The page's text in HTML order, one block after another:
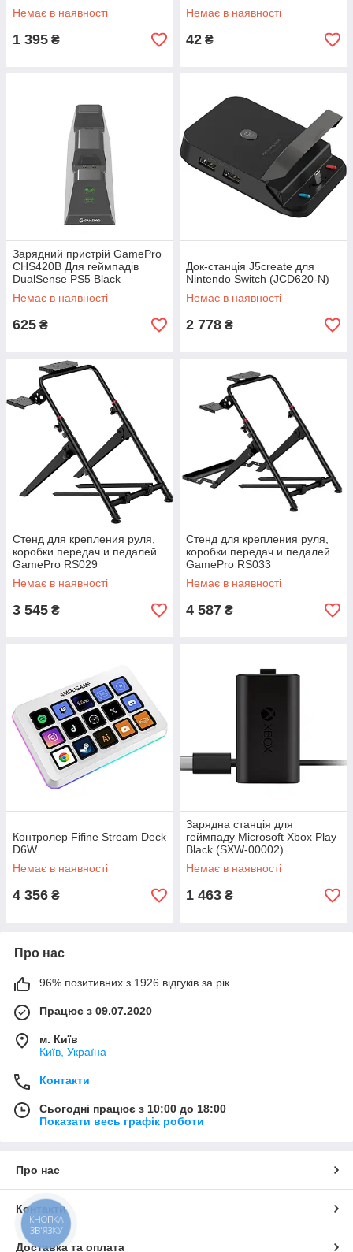
Немає в наявності
1 395 ₴
Немає в наявності
42 ₴
Зарядний пристрій GamePro
CHS420B Для геймпадів
DualSense PS5 Black
(CHS420B)
Немає в наявності
625 ₴
Док-станція J5create для
Nintendo Switch (JCD620-N)
Немає в наявності
2 778 ₴
Стенд для крепления руля,
коробки передач и педалей
GamePro RS029
Немає в наявності
3 545 ₴
Стенд для крепления руля,
коробки передач и педалей
GamePro RS033
Немає в наявності
4 587 ₴
Контролер Fifine Stream Deck
D6W
Немає в наявності
4 356 ₴
Зарядна станція для
геймпаду Microsoft Xbox Play
Black (SXW-00002)
Немає в наявності
1 463 ₴
Про нас
96% позитивних з 1926 відгуків за рік
Працює з 09.07.2020
м. Київ
Київ, Україна
Контакти
Сьогодні працює з 10:00 до 18:00
Показати весь графік роботи
Про нас
Контакти
Доставка та оплата
КНОПКА
ЗВ'ЯЗКУ